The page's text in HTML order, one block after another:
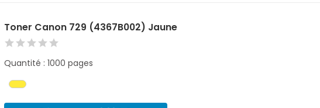
Toner Canon 729 (4367B002) Jaune
Quantité : 1000 pages